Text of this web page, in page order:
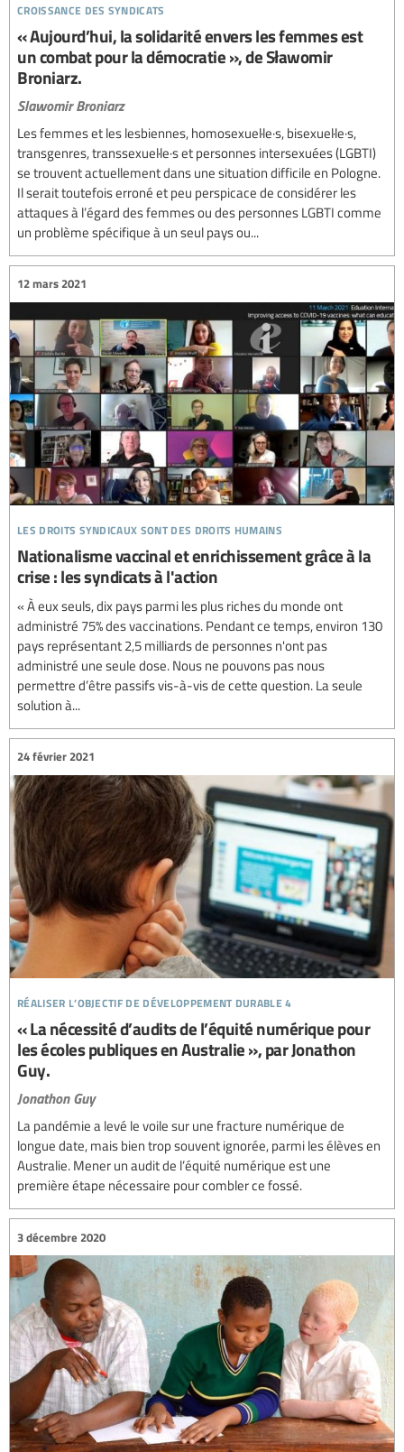
croissance des syndicats
« Aujourd’hui, la solidarité envers les femmes est
un combat pour la démocratie », de Sławomir
Broniarz.
Slawomir Broniarz
Les femmes et les lesbiennes, homosexuel·le·s, bisexuel·le·s,
transgenres, transsexuel·le·s et personnes intersexuées (LGBTI)
se trouvent actuellement dans une situation difficile en Pologne.
Il serait toutefois erroné et peu perspicace de considérer les
attaques à l’égard des femmes ou des personnes LGBTI comme
un problème spécifique à un seul pays ou...
les droits syndicaux sont des droits humains
12 mars 2021
Nationalisme vaccinal et enrichissement grâce à la
crise : les syndicats à l'action
« À eux seuls, dix pays parmi les plus riches du monde ont
administré 75% des vaccinations. Pendant ce temps, environ 130
pays représentant 2,5 milliards de personnes n'ont pas
administré une seule dose. Nous ne pouvons pas nous
permettre d’être passifs vis-à-vis de cette question. La seule
solution à...
réaliser l’objectif de développement durable 4
24 février 2021
« La nécessité d’audits de l’équité numérique pour
les écoles publiques en Australie », par Jonathon
Guy.
Jonathon Guy
La pandémie a levé le voile sur une fracture numérique de
longue date, mais bien trop souvent ignorée, parmi les élèves en
Australie. Mener un audit de l’équité numérique est une
première étape nécessaire pour combler ce fossé.
3 décembre 2020